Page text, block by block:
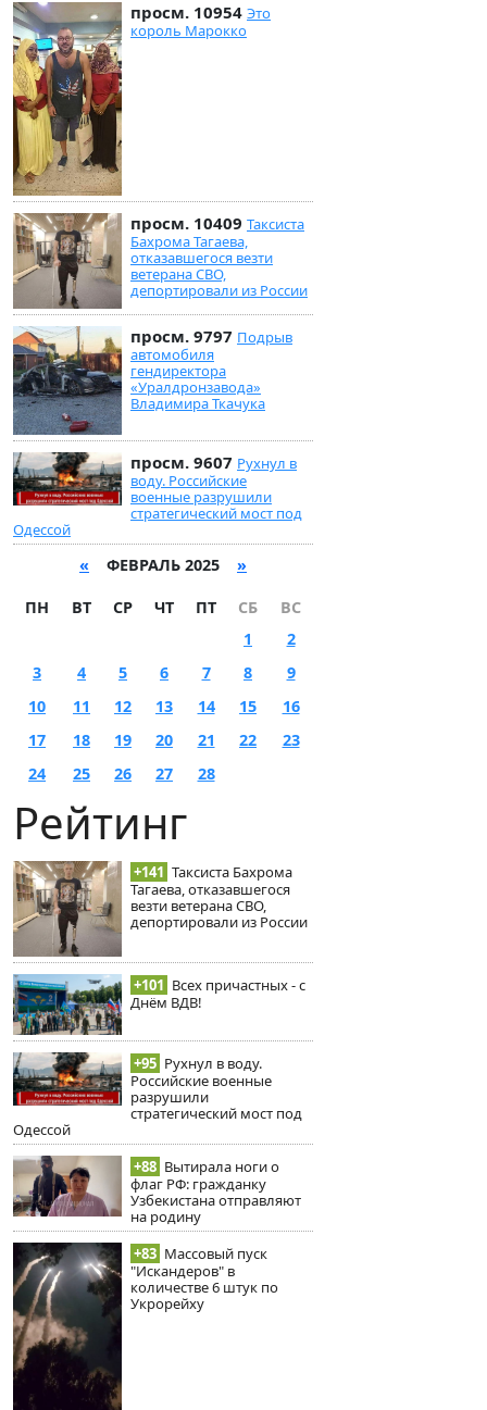
просм. 10954 Это
король Марокко
просм. 10409 Таксиста
Бахрома Тагаева,
отказавшегося везти
ветерана СВО,
депортировали из России
просм. 9797 Подрыв
автомобиля
гендиректора
«Уралдронзавода»
Владимира Ткачука
просм. 9607 Рухнул в
воду. Российские
военные разрушили
стратегический мост под
Одессой
« ФЕВРАЛЬ 2025 »
ПН ВТ СР ЧТ ПТ СБ
ВС
1
2
3
4 5 6 7 8
9
10
11 12 13 14 15
16
17
18 19 20 21 22
23
24
25 26 27 28
Рейтинг
+141 Таксиста Бахрома
Тагаева, отказавшегося
везти ветерана СВО,
депортировали из России
+101 Всех причастных - с
Днём ВДВ!
+95 Рухнул в воду.
Российские военные
разрушили
стратегический мост под
Одессой
+88 Вытирала ноги о
флаг РФ: гражданку
Узбекистана отправляют
на родину
+83 Массовый пуск
"Искандеров" в
количестве 6 штук по
Укрорейху